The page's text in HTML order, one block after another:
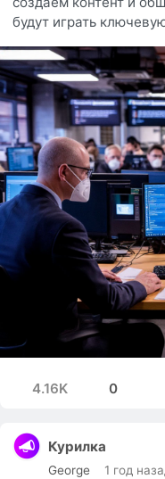
будут играть
4.16K 0
Курилка
George 1 год